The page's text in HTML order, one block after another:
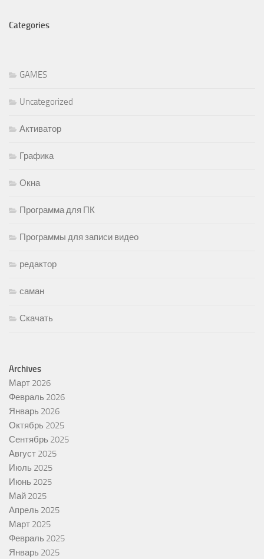
Categories
GAMES
Uncategorized
Активатор
Графика
Окна
Программа для ПК
Программы для записи видео
редактор
саман
Скачать
Archives
Март 2026
Февраль 2026
Январь 2026
Октябрь 2025
Сентябрь 2025
Август 2025
Июль 2025
Июнь 2025
Май 2025
Апрель 2025
Март 2025
Февраль 2025
Январь 2025